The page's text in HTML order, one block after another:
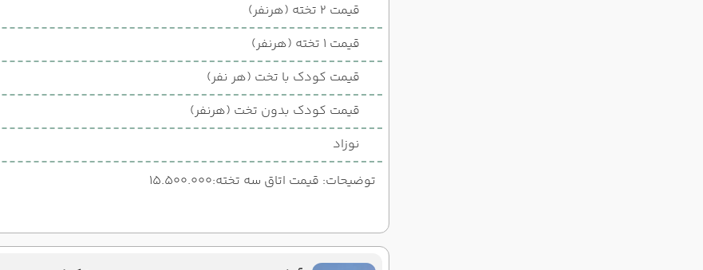
قیمت 2 تخته (هرنفر)
قیمت 1 تخته (هرنفر)
قیمت کودک با تخت (هر نفر)
قیمت کودک بدون تخت (هرنفر)
نوزاد
توضیحات: قیمت اتاق سه تخته:15.500.000